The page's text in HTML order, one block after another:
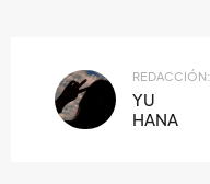
REDACCIÓN:
YU
HANA